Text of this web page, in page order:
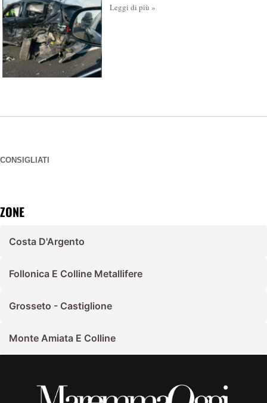
Leggi di più »
CONSIGLIATI
ZONE
Costa D'Argento
Follonica E Colline Metallifere
Grosseto - Castiglione
Monte Amiata E Colline